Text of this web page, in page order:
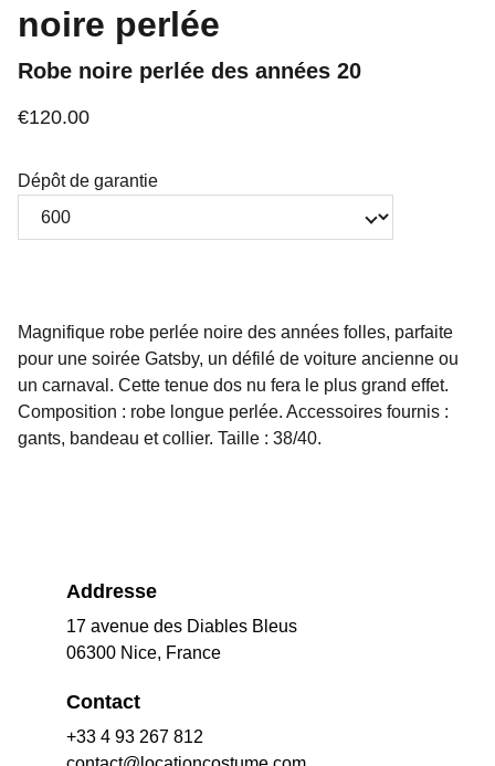
noire perlée
Robe noire perlée des années 20
€120.00
Dépôt de garantie
Magnifique robe perlée noire des années folles, parfaite
pour une soirée Gatsby, un défilé de voiture ancienne ou
un carnaval. Cette tenue dos nu fera le plus grand effet.
Composition : robe longue perlée. Accessoires fournis :
gants, bandeau et collier. Taille : 38/40.
Addresse
17 avenue des Diables Bleus
06300 Nice, France
Contact
+33 4 93 267 812